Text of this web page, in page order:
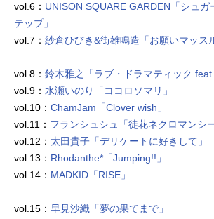
vol.6： UNISON SQUARE GARDEN「シュガ
テップ」
vol.7： 紗倉ひびき&街雄鳴造「お願いマッス
vol.8： 鈴木雅之「ラブ・ドラマティック feat.
vol.9： 水瀬いのり「ココロソマリ」
vol.10： ChamJam「Clover wish」
vol.11： フランシュシュ「徒花ネクロマンシー
vol.12： 太田貴子「デリケートに好きして」
vol.13： Rhodanthe*「Jumping!!」
vol.14： MADKID「RISE」
vol.15： 早見沙織「夢の果てまで」